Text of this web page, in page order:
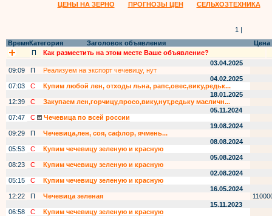
ЦЕНЫ НА ЗЕРНО ПРОГНОЗЫ ЦЕН СЕЛЬХОЗТЕХНИКА
1 |
ВремяКатегория Заголовок объявления
Цена
П
Как разместить на этом месте Ваше объявление?
03.04.2025
09:09
П
Реализуем на экспорт чечевицу, нут
04.02.2025
07:03
С
Купим любой лен, отходы льна, рапс,овес,вику,редьк...
18.01.2025
12:39
С
Закупаем лен,горчицу,просо,вику,нут,редьку масличн...
05.11.2024
07:47
С
Чечевица по всей россии
19.08.2024
09:29
П
Чечевица,лен, соя, сафлор, ячмень...
08.08.2024
05:53
С
Купим чечевицу зеленую и красную
05.08.2024
08:23
С
Купим чечевицу зеленую и красную
02.08.2024
05:15
С
Купим чечевицу зеленую и красную
16.05.2024
12:22
П Чечевица зеленая
15.11.2023
06:58
С
Купим чечевицу зеленую и красную